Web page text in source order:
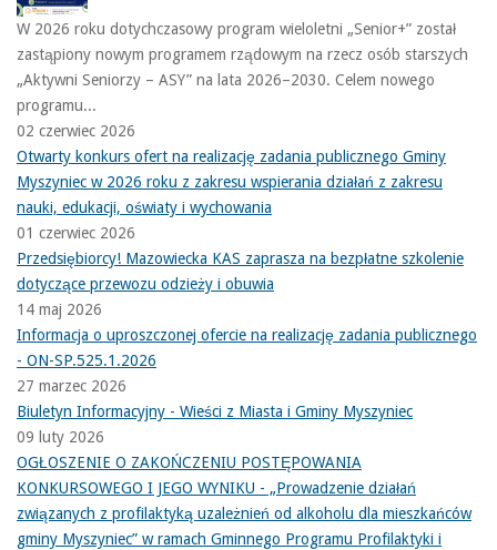
W 2026 roku dotychczasowy program wieloletni „Senior+” został
zastąpiony nowym programem rządowym na rzecz osób starszych
„Aktywni Seniorzy – ASY” na lata 2026–2030. Celem nowego
programu...
02 czerwiec 2026
Otwarty konkurs ofert na realizację zadania publicznego Gminy
Myszyniec w 2026 roku z zakresu wspierania działań z zakresu
nauki, edukacji, oświaty i wychowania
01 czerwiec 2026
Przedsiębiorcy! Mazowiecka KAS zaprasza na bezpłatne szkolenie
dotyczące przewozu odzieży i obuwia
14 maj 2026
Informacja o uproszczonej ofercie na realizację zadania publicznego
- ON-SP.525.1.2026
27 marzec 2026
Biuletyn Informacyjny - Wieści z Miasta i Gminy Myszyniec
09 luty 2026
OGŁOSZENIE O ZAKOŃCZENIU POSTĘPOWANIA
KONKURSOWEGO I JEGO WYNIKU - „Prowadzenie działań
związanych z profilaktyką uzależnień od alkoholu dla mieszkańców
gminy Myszyniec” w ramach Gminnego Programu Profilaktyki i